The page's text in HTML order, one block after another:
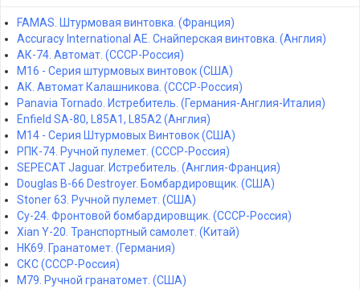
FAMAS. Штурмовая винтовка. (Франция)
Accuracy International AE. Снайперская винтовка. (Англия)
АК-74. Автомат. (СССР-Россия)
M16 - Серия штурмовых винтовок (США)
АК. Автомат Калашникова. (СССР-Россия)
Panavia Tornado. Истребитель. (Германия-Англия-Италия)
Enfield SA-80, L85A1, L85A2 (Англия)
M14 - Серия Штурмовых Винтовок (США)
РПК-74. Ручной пулемет. (СССР-Россия)
SEPECAT Jaguar. Истребитель. (Англия-Франция)
Douglas B-66 Destroyer. Бомбардировщик. (США)
Stoner 63. Ручной пулемет. (США)
Су-24. Фронтовой бомбардировщик. (СССР-Россия)
Xian Y-20. Транспортный самолет. (Китай)
HK69. Гранатомет. (Германия)
СКС (СССР-Россия)
M79. Ручной гранатомет. (США)